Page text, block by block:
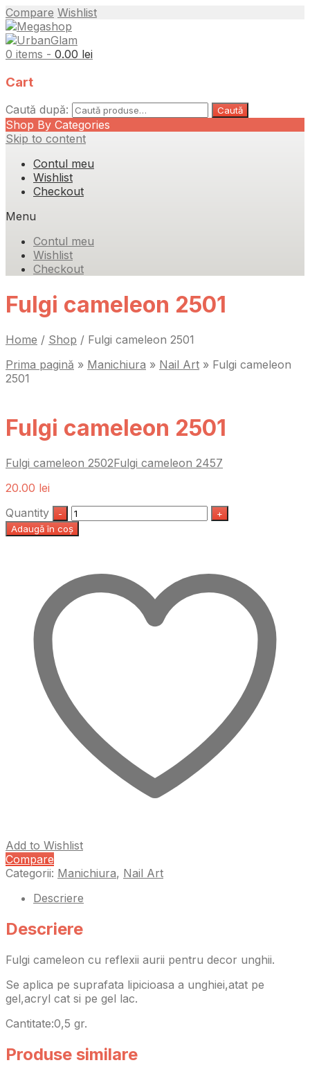
Compare Wishlist
0 items - 0.00 lei
Cart
Caută după: Caută
Shop By Categories
Skip to content
Contul meu
Wishlist
Checkout
Menu
Contul meu
Wishlist
Checkout
Fulgi cameleon 2501
Home / Shop / Fulgi cameleon 2501
Prima pagină » Manichiura » Nail Art » Fulgi cameleon
2501
Fulgi cameleon 2501
Fulgi cameleon 2502Fulgi cameleon 2457
20.00 lei
Quantity
Adaugă în coș
Add to Wishlist
Compare
Categorii: Manichiura, Nail Art
Descriere
Descriere
Fulgi cameleon cu reflexii aurii pentru decor unghii.
Se aplica pe suprafata lipicioasa a unghiei,atat pe
gel,acryl cat si pe gel lac.
Cantitate:0,5 gr.
Produse similare